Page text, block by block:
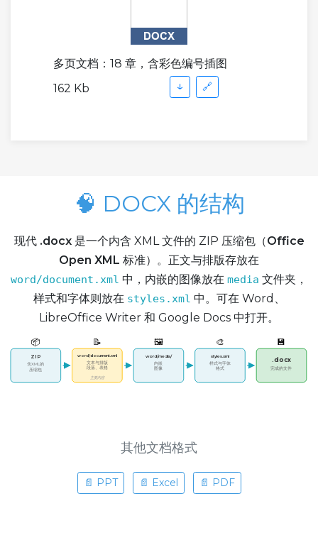
多页文档：18 章，含彩色编号插图
162 Kb
↓ 🔗
🧠 DOCX 的结构
现代 .docx是一个内含 XML 文件的 ZIP 压缩包（Office
Open XML 标准）。正文与排版存放在
word/document.xml 中，内嵌的图像放在 media 文件夹，
样式和字体则放在 styles.xml 中。可在 Word、
LibreOffice Writer 和 Google Docs 中打开。
📦
ZIP
含XML的
压缩包
📝
word/document.xml
文本与排版
段落、表格
主要内容
🖼️
word/media/
内嵌
图像
🎨
styles.xml
样式与字体
格式
💾
.docx
完成的文件
其他文档格式
📄 PPT 📄 Excel 📄 PDF